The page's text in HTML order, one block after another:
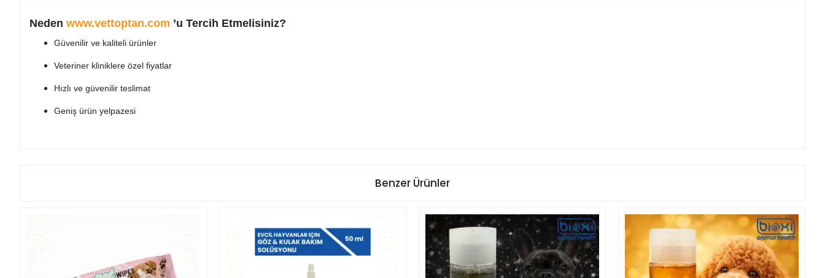
Neden www.vettoptan.com ’u Tercih Etmelisiniz?
Güvenilir ve kaliteli ürünler
Veteriner kliniklere özel fiyatlar
Hızlı ve güvenilir teslimat
Geniş ürün yelpazesi
Benzer Ürünler